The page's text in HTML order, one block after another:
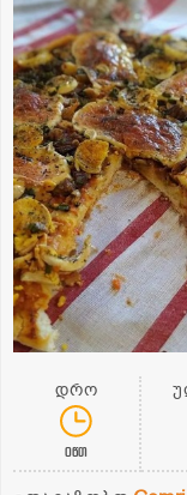
დრო
0წთ